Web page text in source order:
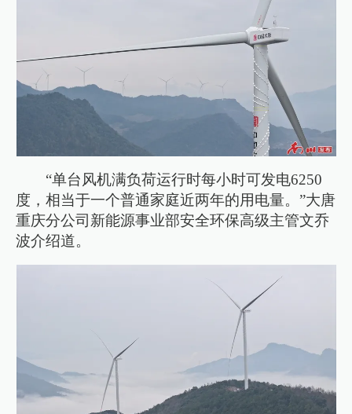
“单台风机满负荷运行时每小时可发电6250
度，相当于一个普通家庭近两年的用电量。”大唐
重庆分公司新能源事业部安全环保高级主管文乔
波介绍道。